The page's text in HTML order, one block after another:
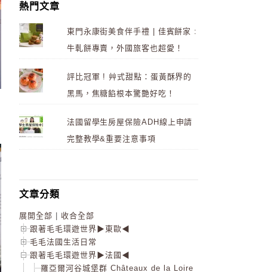
熱門文章
東門永康街美食伴手禮 | 佳賓餅家 :
牛軋餅專賣，外國旅客也超愛！
評比冠軍 ! 艸式甜點：蛋黃酥界的
黑馬，焦糖餡根本驚艷好吃！
法國留學生房屋保險ADH線上申請
完整教學&重要注意事項
文章分類
展開全部
收合全部
跟著毛毛環遊世界▶東歐◀
毛毛法國生活日常
跟著毛毛環遊世界▶法國◀
羅亞爾河谷城堡群 Châteaux de la Loire